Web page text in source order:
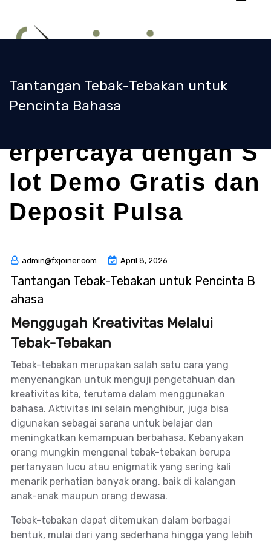
content
erpercaya dengan S
lot Demo Gratis dan
Deposit Pulsa
Tantangan Tebak-Tebakan untuk
Pencinta Bahasa
admin@fxjoiner.com April 8, 2026
Tantangan Tebak-Tebakan untuk Pencinta B
ahasa
Menggugah Kreativitas Melalui
Tebak-Tebakan
Tebak-tebakan merupakan salah satu cara yang
menyenangkan untuk menguji pengetahuan dan
kreativitas kita, terutama dalam menggunakan
bahasa. Aktivitas ini selain menghibur, juga bisa
digunakan sebagai sarana untuk belajar dan
meningkatkan kemampuan berbahasa. Kebanyakan
orang mungkin mengenal tebak-tebakan berupa
pertanyaan lucu atau enigmatik yang sering kali
menarik perhatian banyak orang, baik di kalangan
anak-anak maupun orang dewasa.
Tebak-tebakan dapat ditemukan dalam berbagai
bentuk, mulai dari yang sederhana hingga yang lebih